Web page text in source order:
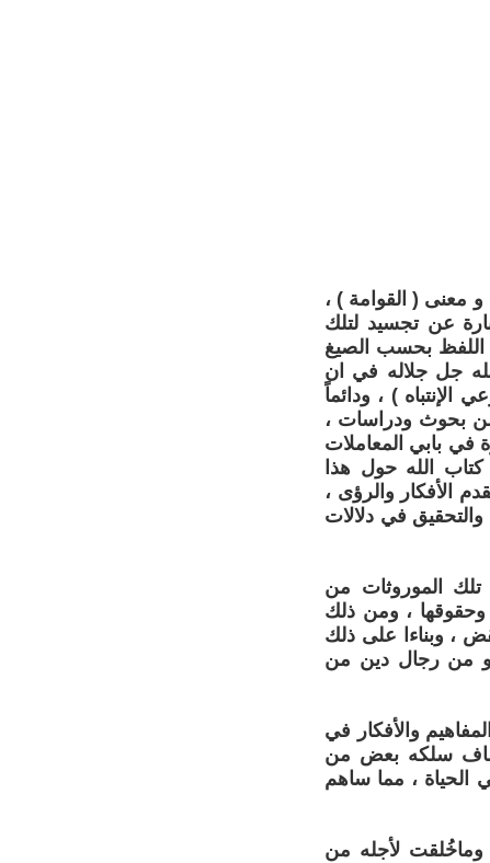
معنى ( القوامة ) ،
عن تجسيد لتلك
اللفظ بحسب الصيغ
جل جلاله في ان
) ، ودائماً
من بحوث ودراسات ،
في بابي المعاملات
الله حول هذا
الأفكار والرؤى ،
في دلالات
تلك الموروثات من
وحقوقها ، ومن ذلك
، وبناءا على ذلك
، و من رجال دين من
والأفكار في
مضاف سلكه بعض من
الحياة ، مما ساهم
وماخُلقت لأجله من